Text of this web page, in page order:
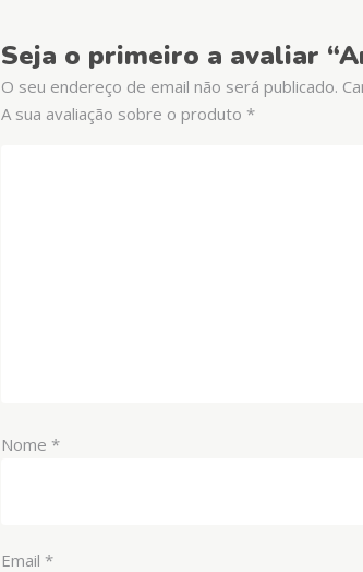
Seja o primeiro a avaliar
O seu endereço de email não será publicado.
A sua avaliação sobre o produto *
Nome *
Email *